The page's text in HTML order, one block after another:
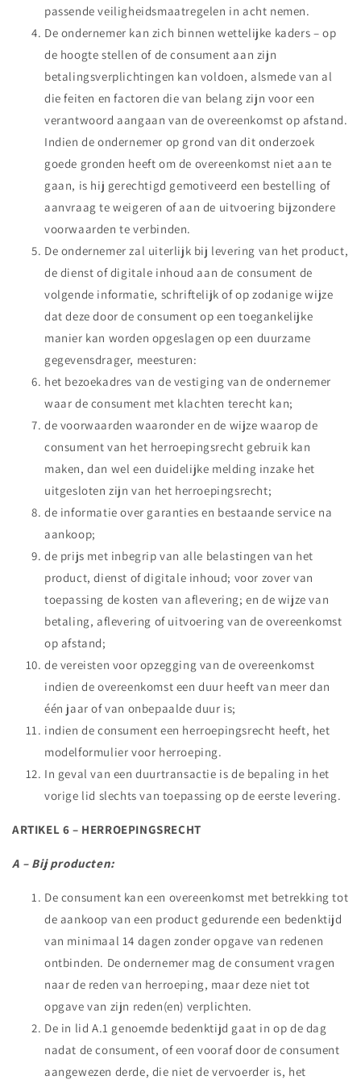
passende veiligheidsmaatregelen in acht nemen.
De ondernemer kan zich binnen wettelijke kaders – op
de hoogte stellen of de consument aan zijn
betalingsverplichtingen kan voldoen, alsmede van al
die feiten en factoren die van belang zijn voor een
verantwoord aangaan van de overeenkomst op afstand.
Indien de ondernemer op grond van dit onderzoek
goede gronden heeft om de overeenkomst niet aan te
gaan, is hij gerechtigd gemotiveerd een bestelling of
aanvraag te weigeren of aan de uitvoering bijzondere
voorwaarden te verbinden.
De ondernemer zal uiterlijk bij levering van het product,
de dienst of digitale inhoud aan de consument de
volgende informatie, schriftelijk of op zodanige wijze
dat deze door de consument op een toegankelijke
manier kan worden opgeslagen op een duurzame
gegevensdrager, meesturen:
het bezoekadres van de vestiging van de ondernemer
waar de consument met klachten terecht kan;
de voorwaarden waaronder en de wijze waarop de
consument van het herroepingsrecht gebruik kan
maken, dan wel een duidelijke melding inzake het
uitgesloten zijn van het herroepingsrecht;
de informatie over garanties en bestaande service na
aankoop;
de prijs met inbegrip van alle belastingen van het
product, dienst of digitale inhoud; voor zover van
toepassing de kosten van aflevering; en de wijze van
betaling, aflevering of uitvoering van de overeenkomst
op afstand;
de vereisten voor opzegging van de overeenkomst
indien de overeenkomst een duur heeft van meer dan
één jaar of van onbepaalde duur is;
indien de consument een herroepingsrecht heeft, het
modelformulier voor herroeping.
In geval van een duurtransactie is de bepaling in het
vorige lid slechts van toepassing op de eerste levering.
ARTIKEL 6 – HERROEPINGSRECHT
A – Bij producten:
De consument kan een overeenkomst met betrekking tot
de aankoop van een product gedurende een bedenktijd
van minimaal 14 dagen zonder opgave van redenen
ontbinden. De ondernemer mag de consument vragen
naar de reden van herroeping, maar deze niet tot
opgave van zijn reden(en) verplichten.
De in lid A.1 genoemde bedenktijd gaat in op de dag
nadat de consument, of een vooraf door de consument
aangewezen derde, die niet de vervoerder is, het